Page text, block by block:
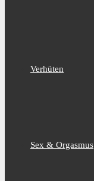
Verhüten
Sex & Orgasmus